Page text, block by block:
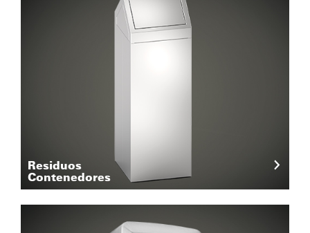
Residuos
Contenedores